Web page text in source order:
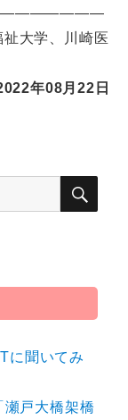
大学、川崎医
年08月22日
検
に聞いてみ
戸大橋架橋